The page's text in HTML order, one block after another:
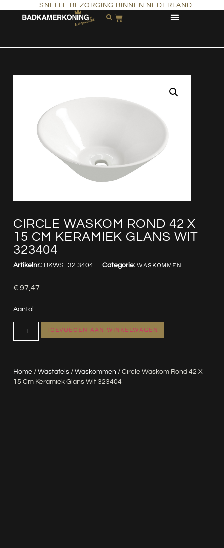
SNELLE BEZORGING BINNEN NEDERLAND
CIRCLE WASKOM ROND 42 X
15 CM KERAMIEK GLANS WIT
323404
Home/ Wastafels/ Waskommen / Circle Waskom Rond 42 X
15 Cm Keramiek Glans Wit 323404
Artikelnr.: BKWS_32.3404 Categorie: WASKOMMEN
€ 97,47
Aantal
TOEVOEGEN AAN WINKELWAGEN